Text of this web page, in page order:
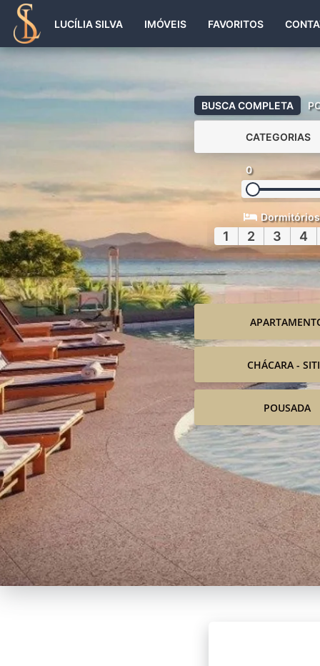
LUCÍLIA SILVA IMÓVEIS FAVORITOS
BUSCA COMPLETA
CATEGORIAS
0
Dormitórios
1 2 3 4
CHÁCARA -
POUSADA